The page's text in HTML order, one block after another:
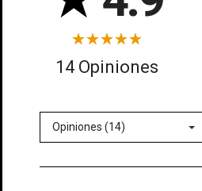
14 Opiniones
Opiniones (14)